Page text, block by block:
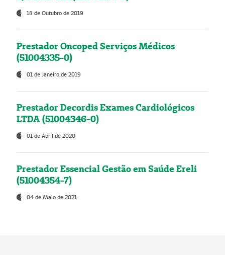
18 de Outubro de 2019
Prestador Oncoped Serviços Médicos
(51004335-0)
01 de Janeiro de 2019
Prestador Decordis Exames Cardiológicos
LTDA (51004346-0)
01 de Abril de 2020
Prestador Essencial Gestão em Saúde Ereli
(51004354-7)
04 de Maio de 2021